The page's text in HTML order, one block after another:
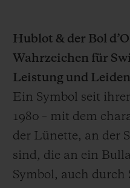
Hublot & der Bol
Wahrzeichen für
Leistung und
Ein Symbol seit
1980 – mit dem
der Lünette, an der
sind, die an ein
Symbol, auch durch